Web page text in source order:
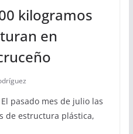
kilogramos
en
pasado mes de julio las
de estructura plástica,